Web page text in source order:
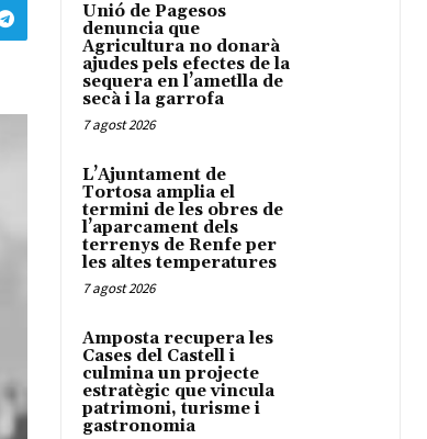
Unió de Pagesos
denuncia que
Agricultura no donarà
ajudes pels efectes de la
sequera en l’ametlla de
secà i la garrofa
7 agost 2026
L’Ajuntament de
Tortosa amplia el
termini de les obres de
l’aparcament dels
terrenys de Renfe per
les altes temperatures
7 agost 2026
Amposta recupera les
Cases del Castell i
culmina un projecte
estratègic que vincula
patrimoni, turisme i
gastronomia